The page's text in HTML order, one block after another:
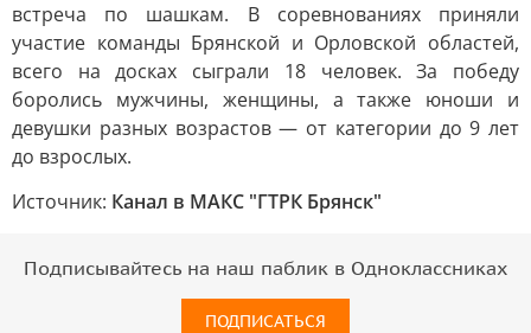
встреча по шашкам. В соревнованиях приняли
участие команды Брянской и Орловской областей,
всего на досках сыграли 18 человек. За победу
боролись мужчины, женщины, а также юноши и
девушки разных возрастов — от категории до 9 лет
до взрослых.
Источник: Канал в МАКС "ГТРК Брянск"
Подписывайтесь на наш паблик в Одноклассниках
ПОДПИСАТЬСЯ